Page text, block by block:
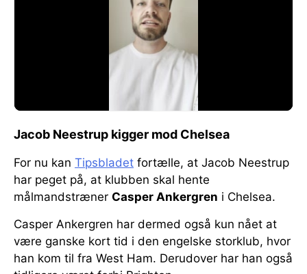
Jacob Neestrup kigger mod Chelsea
For nu kan Tipsbladet fortælle, at Jacob Neestrup
har peget på, at klubben skal hente
målmandstræner Casper Ankergren i Chelsea.
Casper Ankergren har dermed også kun nået at
være ganske kort tid i den engelske storklub, hvor
han kom til fra West Ham. Derudover har han også